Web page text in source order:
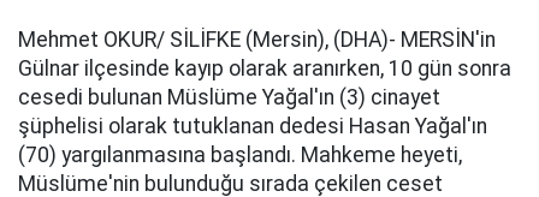
Mehmet OKUR/ SİLİFKE (Mersin), (DHA)- MERSİN'in
Gülnar ilçesinde kayıp olarak aranırken, 10 gün sonra
cesedi bulunan Müslüme Yağal'ın (3) cinayet
şüphelisi olarak tutuklanan dedesi Hasan Yağal'ın
(70) yargılanmasına başlandı. Mahkeme heyeti,
Müslüme'nin bulunduğu sırada çekilen ceset